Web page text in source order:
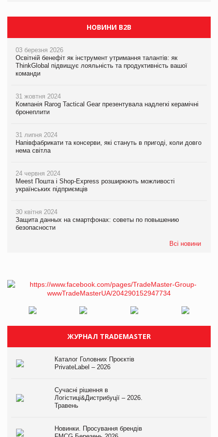
НОВИНИ B2B
03 березня 2026
Освітній бенефіт як інструмент утримання талантів: як
ThinkGlobal підвищує лояльність та продуктивність вашої
команди
31 жовтня 2024
Компанія Rarog Tactical Gear презентувала надлегкі керамічні
бронеплити
31 липня 2024
Напівфабрикати та консерви, які стануть в пригоді, коли довго
нема світла
24 червня 2024
Meest Пошта і Shop-Express розширюють можливості
українських підприємців
30 квітня 2024
Защита данных на смартфонах: советы по повышению
безопасности
Всі новини
ЖУРНАЛ TRADEMASTER
Каталог Головних Проєктів
PrivateLabel – 2026
Сучасні рішення в
Логістиці&Дистрибуції – 2026.
Травень
Новинки. Просування брендів